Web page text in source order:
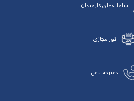
سامانه‌های کارمندان
تور مجازی
دفترچه تلفن